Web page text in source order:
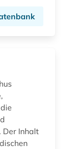
Der Inhalt